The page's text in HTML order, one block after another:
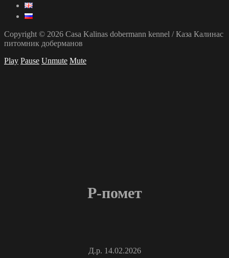
Copyright © 2026 Casa Kalinas dobermann kennel / Каза Калинас
питомник доберманов
Play Pause Unmute Mute
Р-помет
Д.р. 14.02.2026